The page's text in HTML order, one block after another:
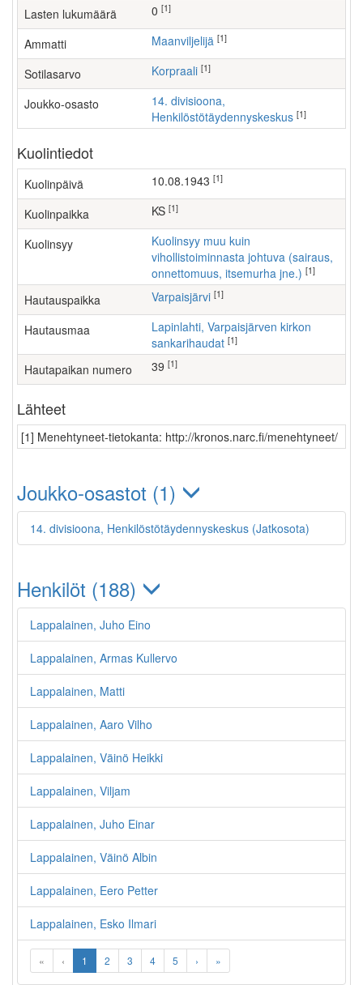
Lasten lukumäärä [1]
Ammatti maanviljelijä [1]
Sotilasarvo Korpraali [1]
Joukko-osasto
14. divisioona,
Henkilöstötäydennyskeskus [1]
Kuolintiedot
Kuolinpäivä 10.08.1943 [1]
Kuolinpaikka KS [1]
Kuolinsyy
Kuolinsyy muu kuin
vihollistoiminnasta johtuva (sairaus,
onnettomuus, itsemurha jne.) [1]
Hautauspaikka Varpaisjärvi [1]
Hautausmaa
Lapinlahti, Varpaisjärven kirkon
sankarihaudat [1]
Hautapaikan numero 39 [1]
Lähteet
[1] Menehtyneet-tietokanta: http://kronos.narc.fi/menehtyneet/
Joukko-osastot (1)
14. divisioona, Henkilöstötäydennyskeskus (Jatkosota)
Henkilöt (188)
Lappalainen, Juho Eino
Lappalainen, Armas Kullervo
Lappalainen, Matti
Lappalainen, Aaro Vilho
Lappalainen, Väinö Heikki
Lappalainen, Viljam
Lappalainen, Juho Einar
Lappalainen, Väinö Albin
Lappalainen, Eero Petter
Lappalainen, Esko Ilmari
« ‹ 1 2 3 4 5 › »